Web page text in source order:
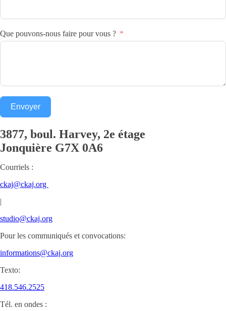
Que pouvons-nous faire pour vous ?
Envoyer
3877, boul. Harvey, 2e étage
Jonquière G7X 0A6
Courriels :
ckaj@ckaj.org
|
studio@ckaj.org
Pour les communiqués et convocations:
informations@ckaj.org
Texto:
418.546.2525
Tél. en ondes :